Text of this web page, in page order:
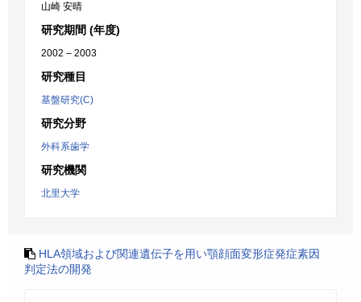
山崎 安晴
研究期間 (年度)
2002 – 2003
研究種目
基盤研究(C)
研究分野
外科系歯学
研究機関
北里大学
HLA領域および関連遺伝子を用い顎顔面変形症発症素因
判定法の開発